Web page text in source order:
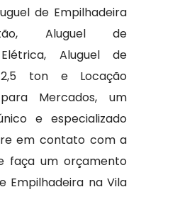
de Empilhadeira
Aluguel de
Aluguel de
2,5 ton e Locação
Mercados, um
e especializado
em contato com a
faça um orçamento
Empilhadeira na Vila